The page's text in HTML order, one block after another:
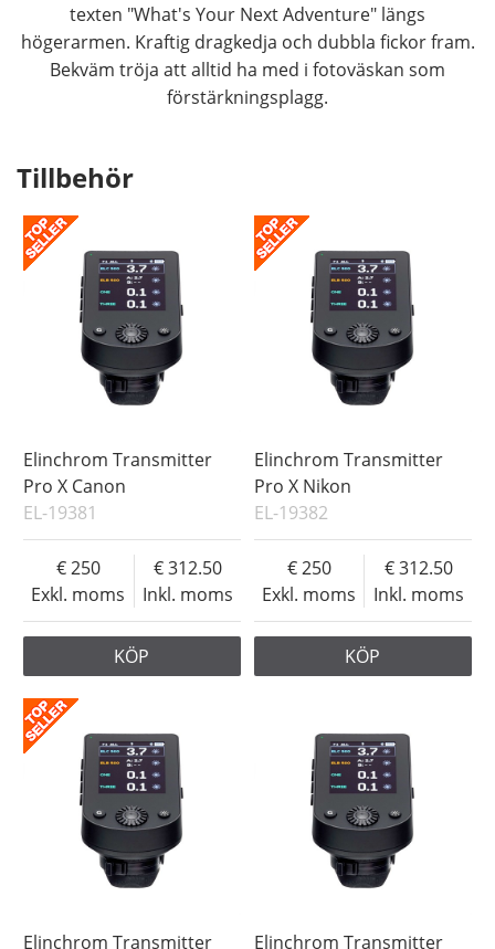
texten "What's Your Next Adventure" längs
högerarmen. Kraftig dragkedja och dubbla fickor fram.
Bekväm tröja att alltid ha med i fotoväskan som
förstärkningsplagg.
Tillbehör
Elinchrom Transmitter
Pro X Canon
EL-19381
Exkl. moms
250
Inkl. moms
312.50
KÖP
Elinchrom Transmitter
Pro X Nikon
EL-19382
Exkl. moms
250
Inkl. moms
312.50
KÖP
Elinchrom Transmitter Elinchrom Transmitter